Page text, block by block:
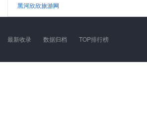
黑河欣欣旅游网
最新收录 数据归档 TOP排行榜